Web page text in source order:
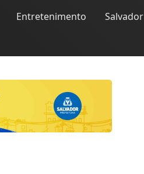
Entretenimento Salvador